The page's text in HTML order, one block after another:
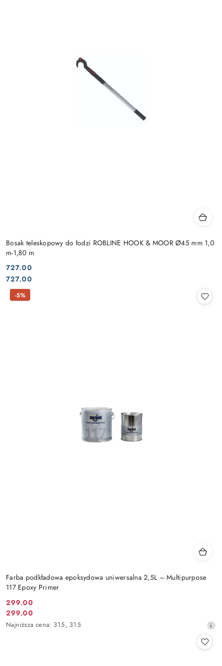
Bosak teleskopowy do łodzi ROBLINE HOOK & MOOR Ø45 mm 1,0
m-1,80 m
Cena:
727.00
Cena:
727.00
Farba podkładowa epoksydowa uniwersalna 2,5L – Multipurpose
117 Epoxy Primer
Cena
promocyjna:
299.00
Cena
promocyjna:
299.00
Najniższa
Najniższa cena: 315, 315
-5%